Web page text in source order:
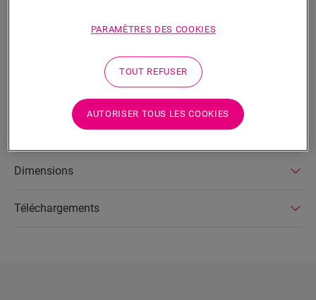
Les lignes épurées de la plinthe Parquet ajoutent une touche
élégante à n’importe quel sol en parquet. Le dos de la plinthe
est doté d’une rainure qui permet de dissimuler les câbles
téléphoniques ou informatiques.
Dimensions
Téléchargements
PARAMÈTRES DES COOKIES
TOUT REFUSER
AUTORISER TOUS LES COOKIES